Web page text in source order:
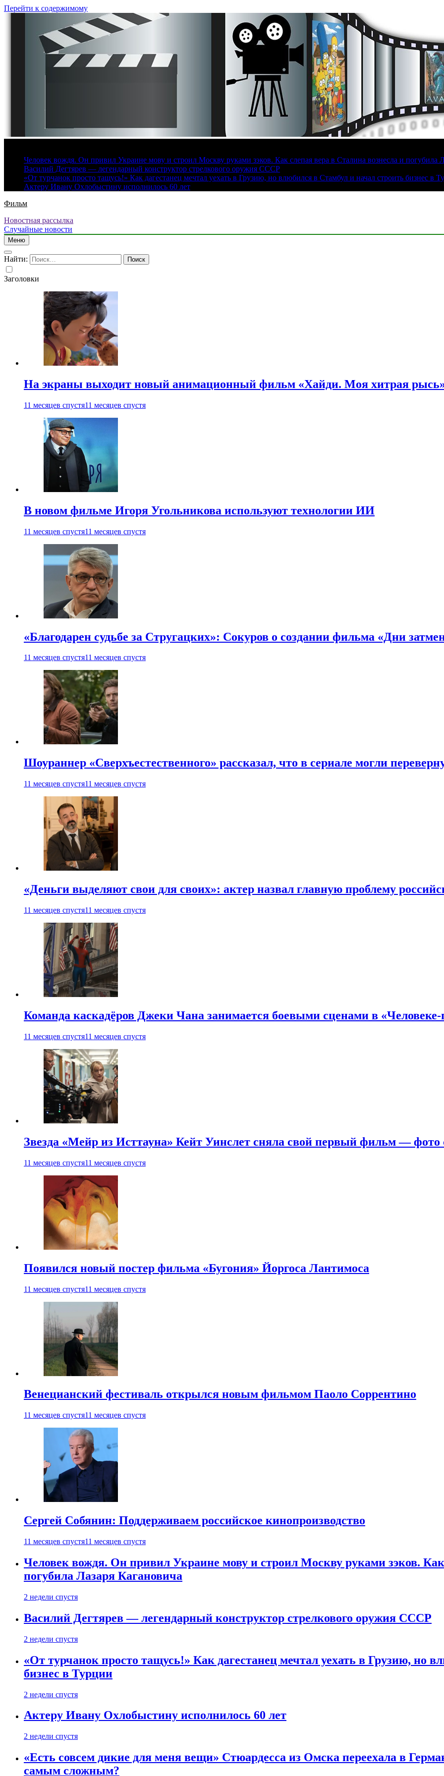
Перейти к содержимому
Человек вождя. Он привил Украине мову и строил Москву руками зэков. Как слепая вера в Сталина вознесла и погубила
Василий Дегтярев — легендарный конструктор стрелкового оружия СССР
«От турчанок просто тащусь!» Как дагестанец мечтал уехать в Грузию, но влюбился в Стамбул и начал строить бизнес в
Актеру Ивану Охлобыстину исполнилось 60 лет
Фильм
Новостная рассылка
Случайные новости
Меню
Найти:
Заголовки
На экраны выходит новый анимационный фильм «Хайди. Моя хитрая
11 месяцев спустя11 месяцев спустя
В новом фильме Игоря Угольникова используют технологии ИИ
11 месяцев спустя11 месяцев спустя
«Благодарен судьбе за Стругацких»: Сокуров о создании фильма «Дни
11 месяцев спустя11 месяцев спустя
Шоураннер «Сверхъестественного» рассказал, что в сериале могли
11 месяцев спустя11 месяцев спустя
«Деньги выделяют свои для своих»: актер назвал главную проблему
11 месяцев спустя11 месяцев спустя
Команда каскадёров Джеки Чана занимается боевыми сценами в «Человеке-
11 месяцев спустя11 месяцев спустя
Звезда «Мейр из Исттауна» Кейт Уинслет сняла свой первый фильм — фото
11 месяцев спустя11 месяцев спустя
Появился новый постер фильма «Бугония» Йоргоса Лантимоса
11 месяцев спустя11 месяцев спустя
Венецианский фестиваль открылся новым фильмом Паоло Соррентино
11 месяцев спустя11 месяцев спустя
Сергей Собянин: Поддерживаем российское кинопроизводство
11 месяцев спустя11 месяцев спустя
Человек вождя. Он привил Украине мову и строил Москву руками зэков.
погубила Лазаря Кагановича
2 недели спустя
Василий Дегтярев — легендарный конструктор стрелкового оружия СССР
2 недели спустя
«От турчанок просто тащусь!» Как дагестанец мечтал уехать в Грузию, но
бизнес в Турции
2 недели спустя
Актеру Ивану Охлобыстину исполнилось 60 лет
2 недели спустя
«Есть совсем дикие для меня вещи» Стюардесса из Омска переехала в
самым сложным?